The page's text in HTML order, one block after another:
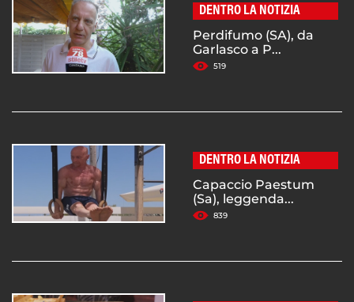
DENTRO LA NOTIZIA
Perdifumo (SA), da
Garlasco a P...
519
DENTRO LA NOTIZIA
Capaccio Paestum
(Sa), leggenda...
839